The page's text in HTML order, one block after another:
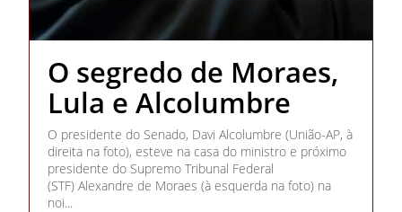
O segredo de Moraes,
Lula e Alcolumbre
O presidente do Senado, Davi Alcolumbre (União-AP, à
direita na foto), esteve na casa do ministro e próximo
presidente do Supremo Tribunal Federal
(STF) Alexandre de Moraes (à esquerda na foto) na
noi...